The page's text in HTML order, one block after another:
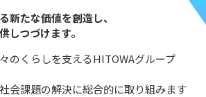
新たな価値を創造し、
しつづけます。
のくらしを支えるHITOWAグループ
会課題の解決に総合的に取り組みます